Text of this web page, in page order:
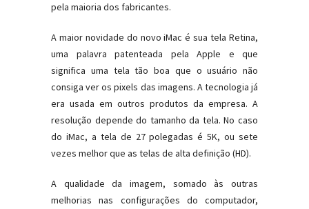
pela maioria dos fabricantes.
A maior novidade do novo iMac é sua tela Retina,
uma palavra patenteada pela Apple e que
significa uma tela tão boa que o usuário não
consiga ver os pixels das imagens. A tecnologia já
era usada em outros produtos da empresa. A
resolução depende do tamanho da tela. No caso
do iMac, a tela de 27 polegadas é 5K, ou sete
vezes melhor que as telas de alta definição (HD).
A qualidade da imagem, somado às outras
melhorias nas configurações do computador,